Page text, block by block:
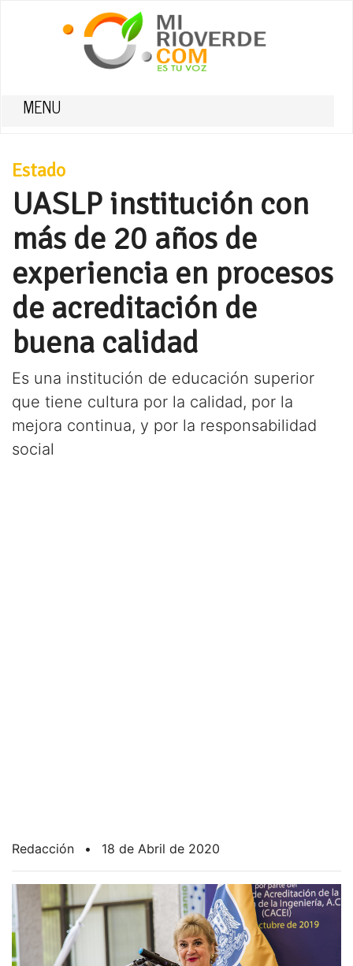
MENU
Estado
UASLP institución con
más de 20 años de
experiencia en procesos
de acreditación de
buena calidad
Es una institución de educación superior
que tiene cultura por la calidad, por la
mejora continua, y por la responsabilidad
social
Redacción • 18 de Abril de 2020